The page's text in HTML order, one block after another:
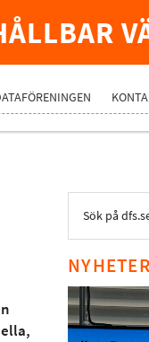
NYHETER